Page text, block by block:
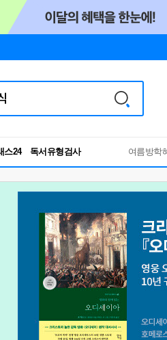
스24
독서유형검사
RBTI Lab
독서유형검사
여름방학